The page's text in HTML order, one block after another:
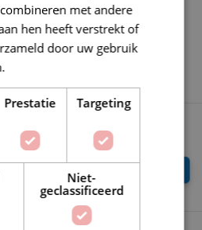
€ 4,99 binnen NL
(werk)dag verzonden
met andere
hen heeft verstrekt of
door uw gebruik
Prestatie Targeting
Niet-
geclassificeerd